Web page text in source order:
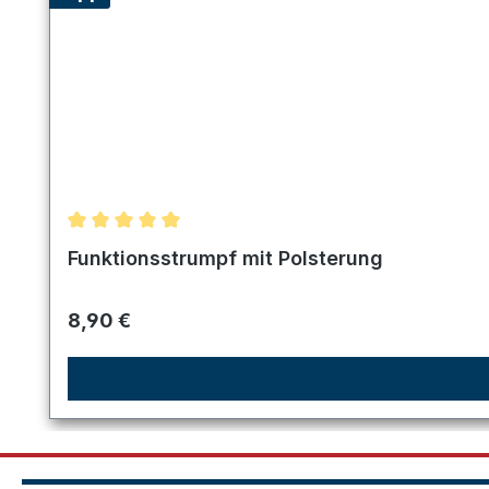
Durchschnittliche Bewertung von 5 von 5 Sternen
Funktionsstrumpf mit Polsterung
Regulärer Preis:
8,90 €